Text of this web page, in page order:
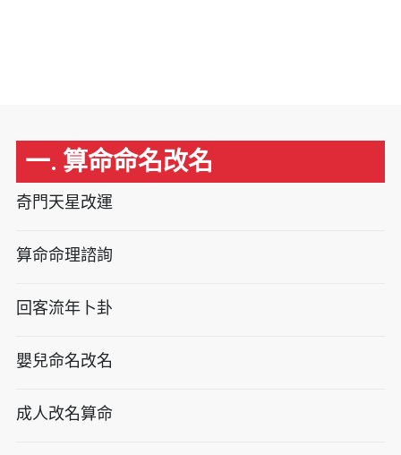
一. 算命命名改名
奇門天星改運
算命命理諮詢
回客流年卜卦
嬰兒命名改名
成人改名算命